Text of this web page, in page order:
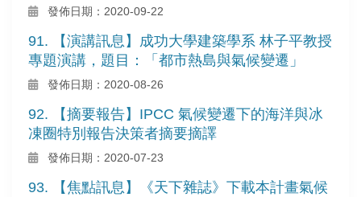
發佈日期：2020-09-22
91. 【演講訊息】成功大學建築學系 林子平教授
專題演講，題目：「都市熱島與氣候變遷」
發佈日期：2020-08-26
92. 【摘要報告】IPCC 氣候變遷下的海洋與冰
凍圈特別報告決策者摘要摘譯
發佈日期：2020-07-23
93. 【焦點訊息】《天下雜誌》下載本計畫氣候